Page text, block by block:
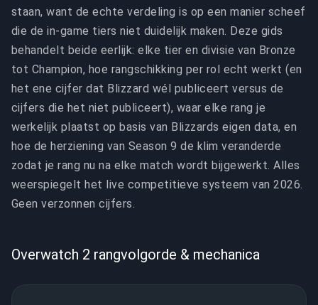
staan, want de echte verdeling is op een manier scheef
die de in-game tiers niet duidelijk maken. Deze gids
behandelt beide eerlijk: elke tier en divisie van Bronze
tot Champion, hoe rangschikking per rol echt werkt (en
het ene cijfer dat Blizzard wél publiceert versus de
cijfers die het niet publiceert), waar elke rang je
werkelijk plaatst op basis van Blizzards eigen data, en
hoe de herziening van Season 9 de klim veranderde
zodat je rang nu na elke match wordt bijgewerkt. Alles
weerspiegelt het live competitieve systeem van 2026.
Geen verzonnen cijfers.
Overwatch 2 rangvolgorde & mechanica